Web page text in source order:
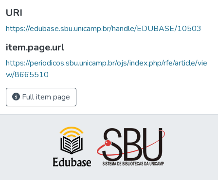
URI
https://edubase.sbu.unicamp.br/handle/EDUBASE/10503
item.page.url
https://periodicos.sbu.unicamp.br/ojs/index.php/rfe/article/vie
w/8665510
Full item page